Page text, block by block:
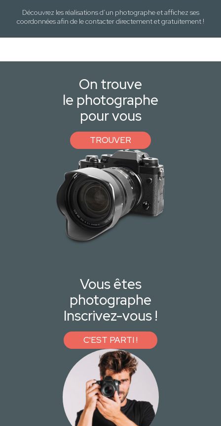
Découvrez les réalisations d’un photographe et affichez ses
coordonnées afin de le contacter directement et gratuitement !
On trouve
le photographe
pour vous
TROUVER
Vous êtes
photographe
Inscrivez-vous !
C'EST PARTI !